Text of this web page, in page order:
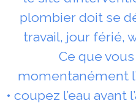
plombier doit se
travail, jour férié,
Ce que
momentanément
• coupez l’eau avant